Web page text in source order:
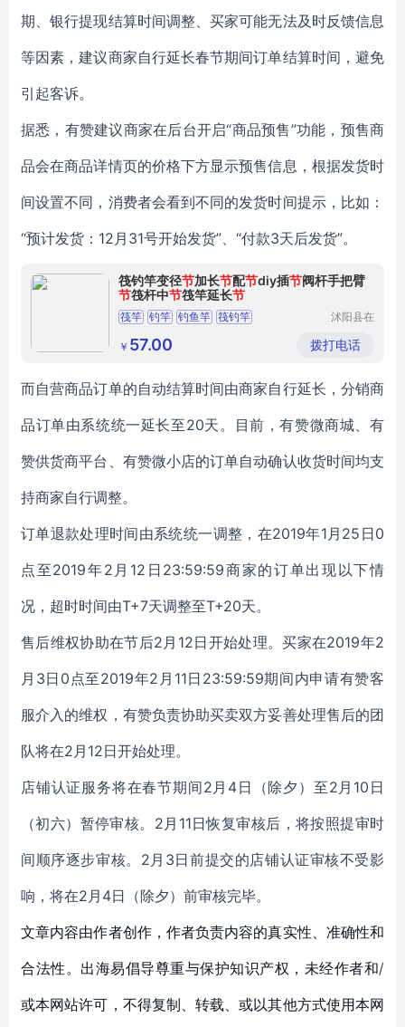
期、银行提现结算时间调整、买家可能无法及时反馈信息
等因素，建议商家自行延长春节期间订单结算时间，避免
引起客诉。
据悉，有赞建议商家在后台开启“商品预售”功能，预售商
品会在商品详情页的价格下方显示预售信息，根据发货时
间设置不同，消费者会看到不同的发货时间提示，比如：
“预计发货：12月31号开始发货”、“付款3天后发货”。
筏钓竿变径节加长节配节diy插节阀杆手把臂
节筏杆中节筏竿延长节
筏竿 钓竿 钓鱼竿 筏钓竿
沭阳县在
子商务有
限公司
￥ 57.00 拨打电话
而自营商品订单的自动结算时间由商家自行延长，分销商
品订单由系统统一延长至20天。目前，有赞微商城、有
赞供货商平台、有赞微小店的订单自动确认收货时间均支
持商家自行调整。
订单退款处理时间由系统统一调整，在2019年1月25日0
点至2019年2月12日23:59:59商家的订单出现以下情
况，超时时间由T+7天调整至T+20天。
售后维权协助在节后2月12日开始处理。买家在2019年2
月3日0点至2019年2月11日23:59:59期间内申请有赞客
服介入的维权，有赞负责协助买卖双方妥善处理售后的团
队将在2月12日开始处理。
店铺认证服务将在春节期间2月4日（除夕）至2月10日
（初六）暂停审核。2月11日恢复审核后，将按照提审时
间顺序逐步审核。2月3日前提交的店铺认证审核不受影
响，将在2月4日（除夕）前审核完毕。
文章内容由作者创作，作者负责内容的真实性、准确性和
合法性。出海易倡导尊重与保护知识产权，未经作者和/
或本网站许可，不得复制、转载、或以其他方式使用本网